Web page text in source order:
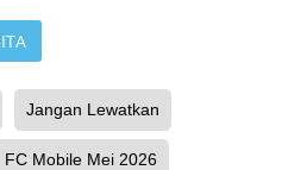
Jangan Lewatkan
FC Mobile Mei 2026